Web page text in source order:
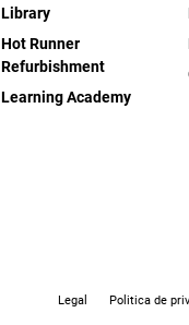
Library
Hot Runner
Refurbishment
Learning Academy
Legal Politica de